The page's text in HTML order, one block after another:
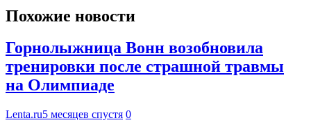
Похожие новости
Горнолыжница Вонн возобновила
тренировки после страшной травмы
на Олимпиаде
Lenta.ru5 месяцев спустя 0